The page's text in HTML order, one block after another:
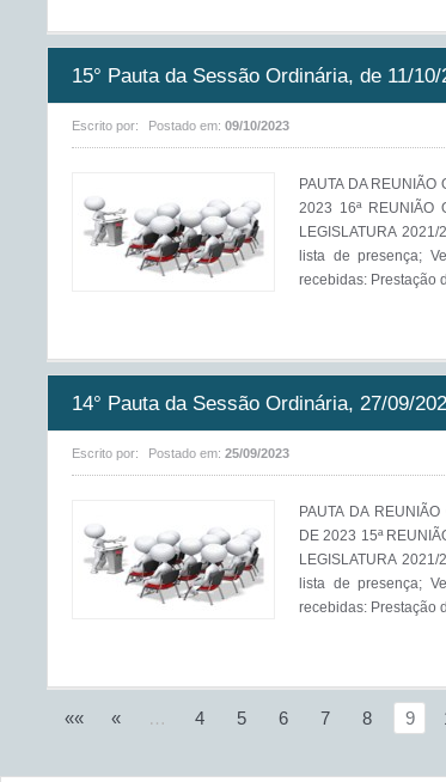
15° Pauta da Sessão Ordinária, de 11/10/
Escrito por: Postado em: 09/10/2023
PAUTA DA
2023 16ª REUNIÃO
LEGISLATURA
lista de presença;
recebidas: Prestação
14° Pauta da Sessão Ordinária, 27/09/
Escrito por: Postado em: 25/09/2023
PAUTA DA
DE 2023 15ª
LEGISLATURA
lista de presença;
recebidas: Prestação
«« « … 4 5 6 7 8 9